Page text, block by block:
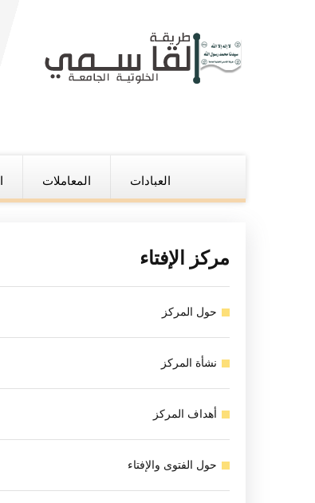
العبادات المعاملات
مركز الإفتاء
حول المركز
نشأة المركز
أهداف المركز
حول الفتوى والإفتاء